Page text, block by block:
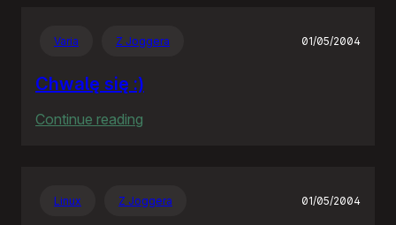
Varia Z Joggera 01/05/2004
Chwalę się :)
Continue reading
Linux Z Joggera 01/05/2004